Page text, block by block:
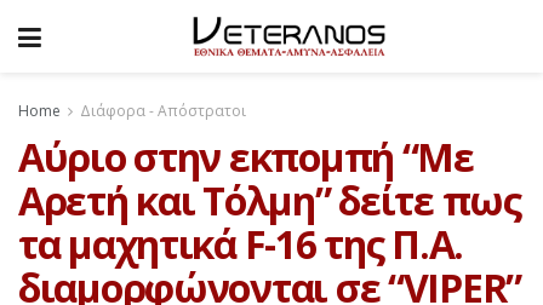
Home Διάφορα - Απόστρατοι
Αύριο στην εκπομπή “Με
Αρετή και Τόλμη” δείτε πως
τα μαχητικά F-16 της Π.Α.
διαμορφώνονται σε “VIPER”